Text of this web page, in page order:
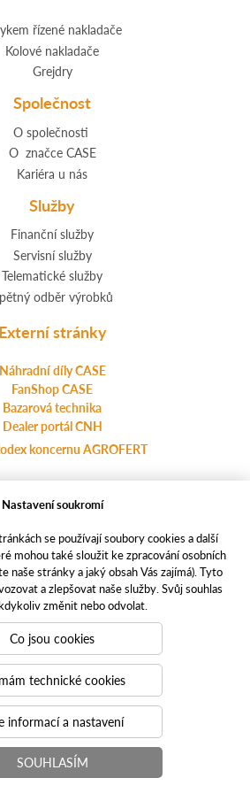
řízené nakladače
Kolové nakladače
Grejdry
Společnost
O společnosti
O značce CASE
Kariéra u nás
Služby
Finanční služby
Servisní služby
Telematické služby
odběr výrobků
Externí stránky
Náhradní díly CASE
FanShop CASE
Bazarová technika
Dealer portál CNH
koncernu AGROFERT
PUXdesign.cz | casece.cz © 2021
osobních údajů
agrotec.cz
a-finance.cz
casece.com
společnosti AGROTEC plus s.r.o., se
Hybešova 62/14, PSČ 69301, IČ
46966757,
Krajským soudem v Brně, oddíl C, vložka
plus s.r.o. je členem koncernu
společností AGROFERT, a.s., IČO
adrese Pyšelská 2327/2, Chodov, 149 00
Praha 4.
Nastavení soukromí
se používají soubory cookies a další
mohou také sloužit ke zpracování osobních
naše stránky a jaký obsah Vás zajímá). Tyto
a zlepšovat naše služby. Svůj souhlas
změnit nebo odvolat.
Co jsou cookies
technické cookies
informací a nastavení
SOUHLASÍM